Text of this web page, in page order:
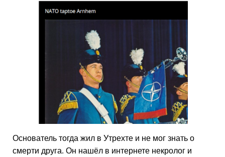
Основатель тогда жил в Утрехте и не мог знать о
смерти друга. Он нашёл в интернете некролог и